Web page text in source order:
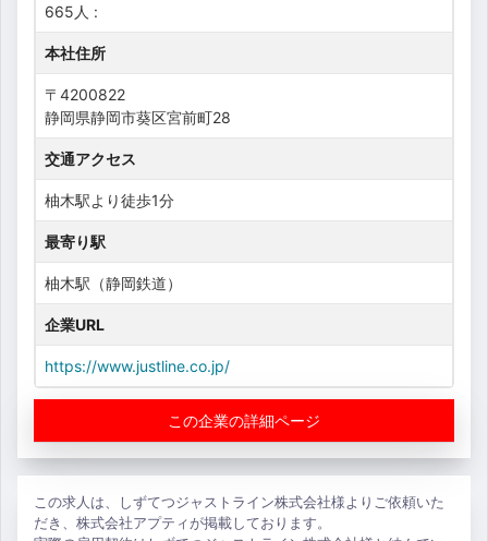
665人 :
本社住所
〒4200822
静岡県静岡市葵区宮前町28
交通アクセス
柚木駅より徒歩1分
最寄り駅
柚木駅（静岡鉄道）
企業URL
https://www.justline.co.jp/
この企業の詳細ページ
この求人は、しずてつジャストライン株式会社様よりご依頼いた
だき、株式会社アプティが掲載しております。